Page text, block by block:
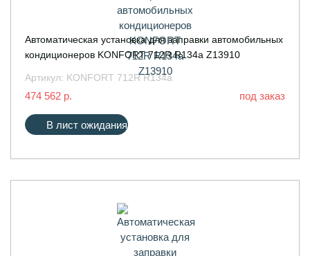
Автоматическая установка для заправки автомобильных
кондиционеров KONFORT 712R R134a Z13910
Артикул: KONFORT 712R R134a
474 562 р. под заказ
В лист ожидания